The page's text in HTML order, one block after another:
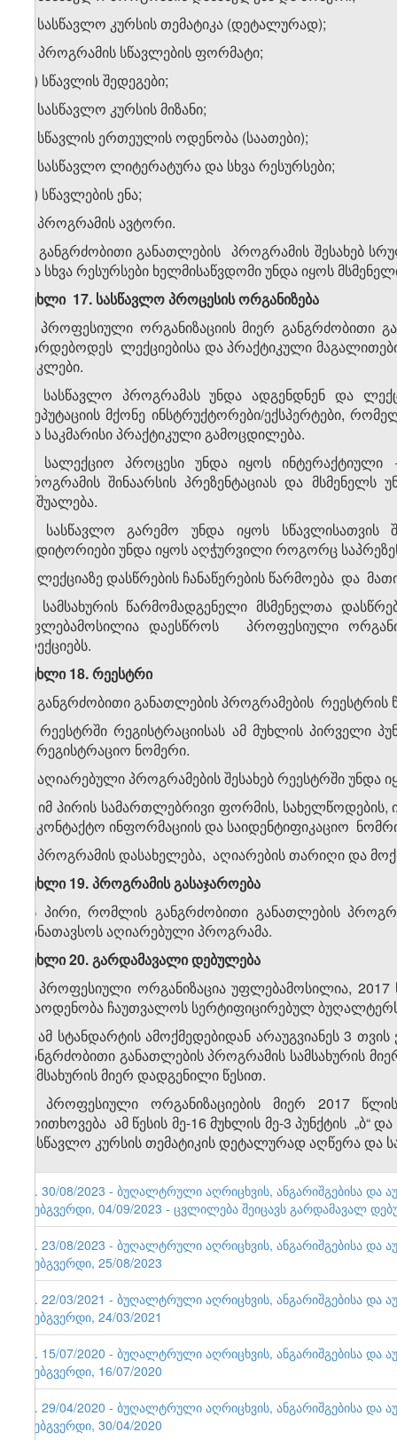
ბ) სასწავლო კურსის თემატიკა (დეტალურად);
გ) პროგრამის სწავლების ფორმატი;
დ) სწავლის შედეგები;
ე) სასწავლო კურსის მიზანი;
ვ) სწავლის ერთეულის ოდენობა (საათები);
ზ) სასწავლო ლიტერატურა და სხვა რესურსები;
თ) სწავლების ენა;
ი) პროგრამის ავტორი.
4. განგრძობითი განათლების პროგრამის შესახებ
და სხვა რესურსები ხელმისაწვდომი უნდა იყოს
მუხლი 17. სასწავლო პროცესის ორგანიზება
1. პროფესიული ორგანიზაციის მიერ განგრძობითი
ტარდებოდეს ლექციებისა და პრაქტიკული
ნაკლები.
2. სასწავლო პროგრამას უნდა ადგენდნენ და
რეპუტაციის მქონე ინსტრუქტორები/ექსპერტები,
და საკმარისი პრაქტიკული გამოცდილება.
3. სალექციო პროცესი უნდა იყოს
პროგრამის შინაარსის პრეზენტაციას და მსმენელს
საშუალება.
4. სასწავლო გარემო უნდა იყოს სწავლისათვის
აუდიტორიები უნდა იყოს აღჭურვილი როგორც
5. ლექციაზე დასწრების ჩანაწერების წარმოება და
6. სამსახურის წარმომადგენელი მსმენელთა
უფლებამოსილია დაესწროს პროფესიული
ლექციებს.
მუხლი 18. რეესტრი
1. განგრძობითი განათლების პროგრამების
2. რეესტრში რეგისტრაციისას ამ მუხლის პირველი
სარეგისტრაციო ნომერი.
3. აღიარებული პროგრამების შესახებ რეესტრში უნდა
ა) იმ პირის სამართლებრივი ფორმის,
საკონტაქტო ინფორმაციის და საიდენტიფიკაციო
ბ) პროგრამის დასახელება, აღიარების თარიღი და
მუხლი 19. პროგრამის გასაჯაროება
ის პირი, რომლის განგრძობითი განათლების
განათავსოს აღიარებული პროგრამა.
მუხლი 20.გარდამავალი დებულება
1. პროფესიული ორგანიზაცია უფლებამოსილია,
რაოდენობა ჩაუთვალოს სერტიფიცირებულ ბუღალტერს
2. ამ სტანდარტის ამოქმედებიდან არაუგვიანეს 3
განგრძობითი განათლების პროგრამის სამსახურის
სამსახურის მიერ დადგენილი წესით.
3. პროფესიული ორგანიზაციების მიერ 2017
მოითხოვება ამ წესის მე-16 მუხლის მე-3 პუნქტის „ბ“
სასწავლო კურსის თემატიკის დეტალურად აღწერა და
6. 30/08/2023 - ბუღალტრული აღრიცხვის, ანგარიშგებისა და
ვებგვერდი, 04/09/2023 - ცვლილება შეიცავს გარდამავალ
5. 23/08/2023 - ბუღალტრული აღრიცხვის, ანგარიშგებისა და
ვებგვერდი, 25/08/2023
4. 22/03/2021 - ბუღალტრული აღრიცხვის, ანგარიშგებისა და
ვებგვერდი, 24/03/2021
3. 15/07/2020 - ბუღალტრული აღრიცხვის, ანგარიშგებისა და
ვებგვერდი, 16/07/2020
2. 29/04/2020 - ბუღალტრული აღრიცხვის, ანგარიშგებისა და
ვებგვერდი, 30/04/2020